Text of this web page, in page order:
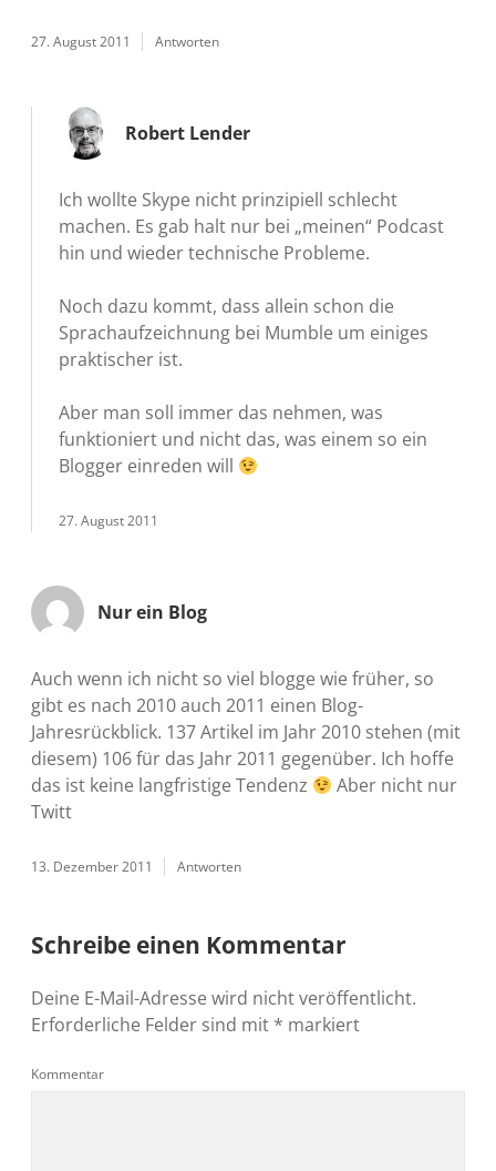
27. August 2011 Antworten
Robert Lender
Ich wollte Skype nicht prinzipiell schlecht
machen. Es gab halt nur bei „meinen“ Podcast
hin und wieder technische Probleme.
Noch dazu kommt, dass allein schon die
Sprachaufzeichnung bei Mumble um einiges
praktischer ist.
Aber man soll immer das nehmen, was
funktioniert und nicht das, was einem so ein
Blogger einreden will
27. August 2011
Nur ein Blog
Auch wenn ich nicht so viel blogge wie früher, so
gibt es nach 2010 auch 2011 einen Blog-
Jahresrückblick. 137 Artikel im Jahr 2010 stehen (mit
diesem) 106 für das Jahr 2011 gegenüber. Ich hoffe
das ist keine langfristige Tendenz
Aber nicht nur
Twitt
13. Dezember 2011 Antworten
Schreibe einen Kommentar
Deine E-Mail-Adresse wird nicht veröffentlicht.
Erforderliche Felder sind mit * markiert
Kommentar